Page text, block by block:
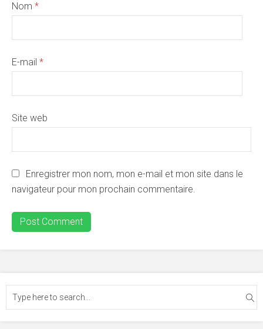
Nom *
E-mail *
Site web
Enregistrer mon nom, mon e-mail et mon site dans le
navigateur pour mon prochain commentaire.